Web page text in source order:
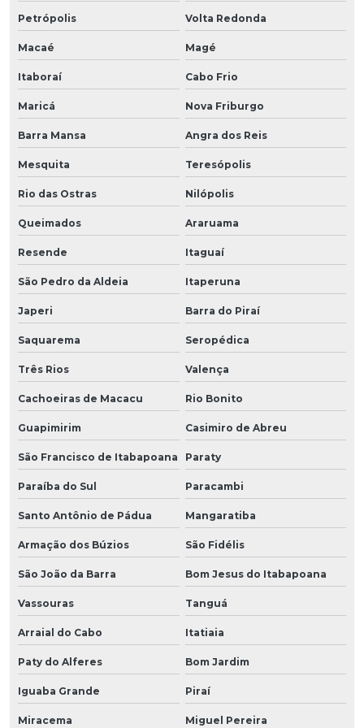
Petrópolis Volta Redonda
Macaé Magé
Itaboraí Cabo Frio
Maricá Nova Friburgo
Barra Mansa Angra dos Reis
Mesquita Teresópolis
Rio das Ostras Nilópolis
Queimados Araruama
Resende Itaguaí
São Pedro da Aldeia Itaperuna
Japeri Barra do Piraí
Saquarema Seropédica
Três Rios Valença
Cachoeiras de Macacu Rio Bonito
Guapimirim Casimiro de Abreu
São Francisco de Itabapoana Paraty
Paraíba do Sul Paracambi
Santo Antônio de Pádua Mangaratiba
Armação dos Búzios São Fidélis
São João da Barra Bom Jesus do Itabapoana
Vassouras Tanguá
Arraial do Cabo Itatiaia
Paty do Alferes Bom Jardim
Iguaba Grande Piraí
Miracema Miguel Pereira